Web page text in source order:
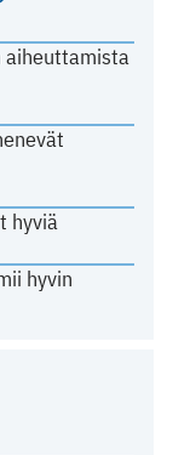
aiheuttamista
hyviä
hyvin